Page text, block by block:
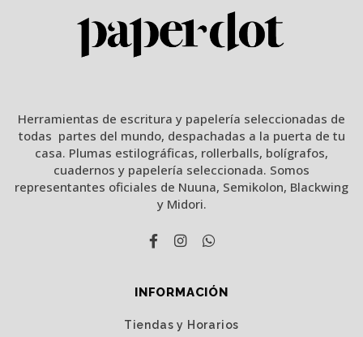
Herramientas de escritura y papelería seleccionadas de
todas partes del mundo, despachadas a la puerta de tu
casa. Plumas estilográficas, rollerballs, bolígrafos,
cuadernos y papelería seleccionada. Somos
representantes oficiales de Nuuna, Semikolon, Blackwing
y Midori.
INFORMACIÓN
Tiendas y Horarios